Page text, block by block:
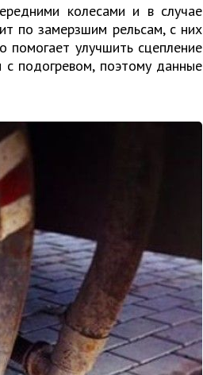
колесами и в случае
по замерзшим рельсам, с них
помогает улучшить сцепление
подогревом, поэтому данные